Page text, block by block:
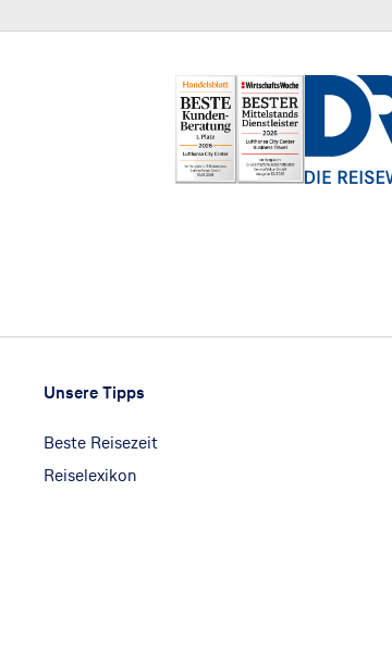
Footer navigation
Unsere Tipps
Beste Reisezeit
Reiselexikon